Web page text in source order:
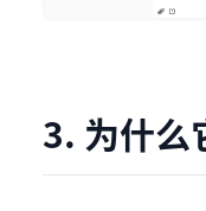
3. 为什么